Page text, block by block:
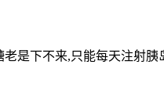
是下不来,只能每天注射